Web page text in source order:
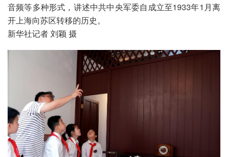
音频等多种形式，讲述中共中央军委自成立至1933年1月离
开上海向苏区转移的历史。
新华社记者 刘颖 摄